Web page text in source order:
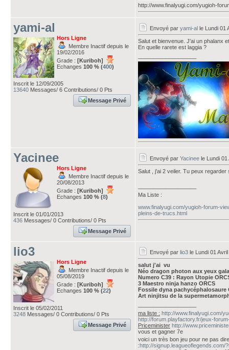
http://www.finalyugi.com/yugioh-
yami-al
Hors Ligne
Membre Inactif depuis le
19/02/2016
Grade : [Kuriboh]
Echanges 100 % (400)
Inscrit le 12/09/2005
13640 Messages/ 6 Contributions/ 0 Pts
Message Privé
Envoyé par yami-al le Lundi 01
Salut et bienvenue. J'ai un phalanx
En quelle rarete est laggia ?
Yacinee
Hors Ligne
Membre Inactif depuis le
20/08/2013
Grade : [Kuriboh]
Echanges 100 % (8)
Inscrit le 01/01/2013
436 Messages/ 0 Contributions/ 0 Pts
Message Privé
Envoyé par Yacinee le Lundi 01
Salut , j'ai 2 veiler. Tu peux
Ma Liste :
www.finalyugi.com/yugioh-forum-
pleins-de-trucs.html
lio3
Hors Ligne
Membre Inactif depuis le
05/08/2019
Grade : [Kuriboh]
Echanges 100 % (22)
Inscrit le 05/02/2011
3248 Messages/ 0 Contributions/ 0 Pts
Message Privé
Envoyé par lio3 le Lundi 01
salut j'ai vu
Néo dragon photon aux yeux
Numero C39 : Rayon Utopie
3 Maestro ninja hanzo ORCS
Fossile dyna pachycéphalosaure
Art ninjitsu de la
ma liste : http://www.finalyugi.com/
http://forum.playfactory.fr/jeux-
Priceminister http://
vous et gagner 7e
voici un très bon jeu pour ne pas
:http://signup.leagueoflegends.com/